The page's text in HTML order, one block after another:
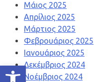
Ανοίξτε τη γραμμή εργαλείων
Μάιος 2025
Απρίλιος 2025
Μάρτιος 2025
Φεβρουάριος 2025
Ιανουάριος 2025
Δεκέμβριος 2024
Νοέμβριος 2024